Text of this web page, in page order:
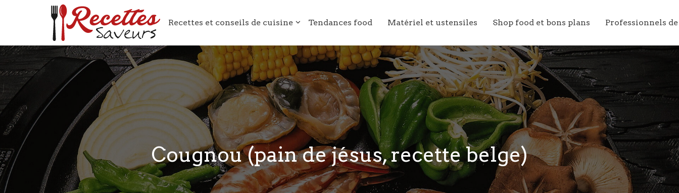
Recettes et conseils de cuisine Tendances food Matériel et ustensiles Shop food et bons plans Professionnels
Cougnou (pain de jésus, recette belge)